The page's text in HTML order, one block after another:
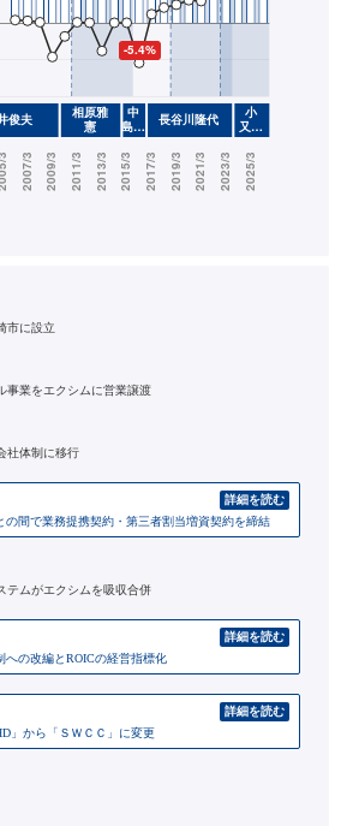
市に設立
事業をエクシムに営業譲渡
社体制に移行
詳細を読む
の間で業務提携契約・第三者割当増資契約を締結
テムがエクシムを吸収合併
詳細を読む
への改編とROICの経営指標化
詳細を読む
」から「ＳＷＣＣ」に変更